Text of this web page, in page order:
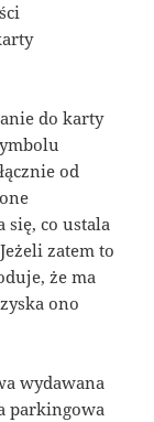
do karty
od
się, co ustala
zatem to
że ma
ono
wydawana
parkingowa